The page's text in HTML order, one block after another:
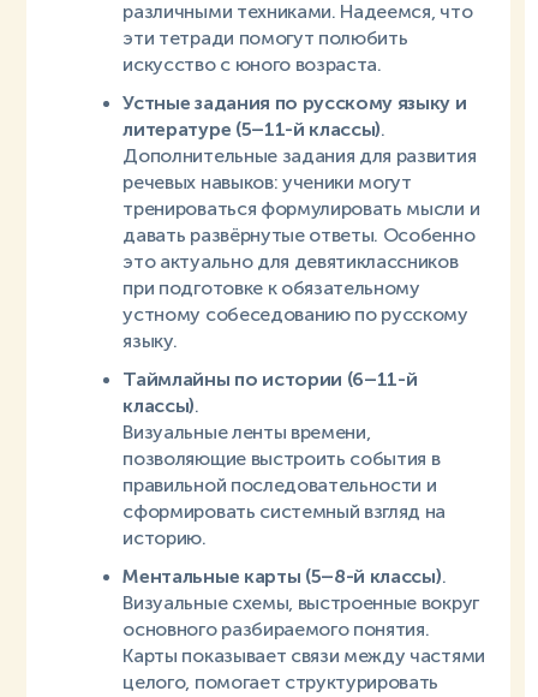
различными техниками. Надеемся, что
эти тетради помогут полюбить
искусство с юного возраста.
Устные задания по русскому языку и
литературе (5–11-й классы).
Дополнительные задания для развития
речевых навыков: ученики могут
тренироваться формулировать мысли и
давать развёрнутые ответы. Особенно
это актуально для девятиклассников
при подготовке к обязательному
устному собеседованию по русскому
языку.
Таймлайны по истории (6–11-й
классы).
Визуальные ленты времени,
позволяющие выстроить события в
правильной последовательности и
сформировать системный взгляд на
историю.
Ментальные карты (5–8-й классы).
Визуальные схемы, выстроенные вокруг
основного разбираемого понятия.
Карты показывает связи между частями
целого, помогает структурировать